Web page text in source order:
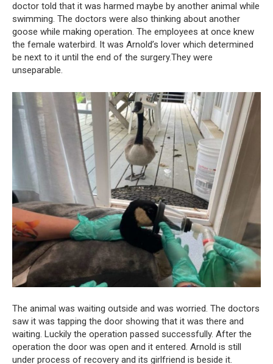
doctor told that it was harmed maybe by another animal while
swimming. The doctors were also thinking about another
goose while making operation. The employees at once knew
the female waterbird. It was Arnold’s lover which determined
be next to it until the end of the surgery.They were
unseparable.
The animal was waiting outside and was worried. The doctors
saw it was tapping the door showing that it was there and
waiting. Luckily the operation passed successfully. After the
operation the door was open and it entered. Arnold is still
under process of recovery and its girlfriend is beside it.